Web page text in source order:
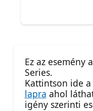
Ez az esemény
Series.
Kattintson ide a
lapra ahol
igény szerinti